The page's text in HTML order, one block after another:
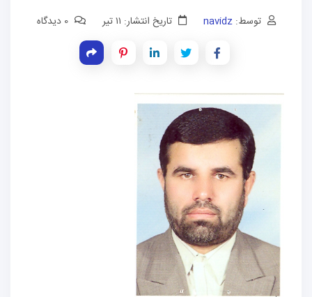
توسط:navidz تاریخ انتشار: ۱۱ تیر 0 دیدگاه